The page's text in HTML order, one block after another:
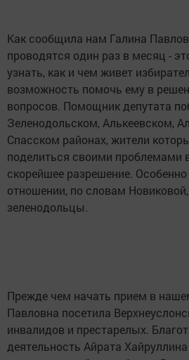
Как сообщила нам Галина
проводятся один раз в месяц -
узнать, как и чем живет
возможность помочь ему в
вопросов. Помощник депутата
Зеленодольском, Алькеевском,
Спасском районах, жители
поделиться своими проблемами
скорейшее разрешение.
отношении, по словам
зеленодольцы.
Прежде чем начать прием в
Павловна посетила
инвалидов и престарелых.
деятельность Айрата